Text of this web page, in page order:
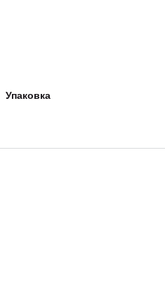
Упаковка